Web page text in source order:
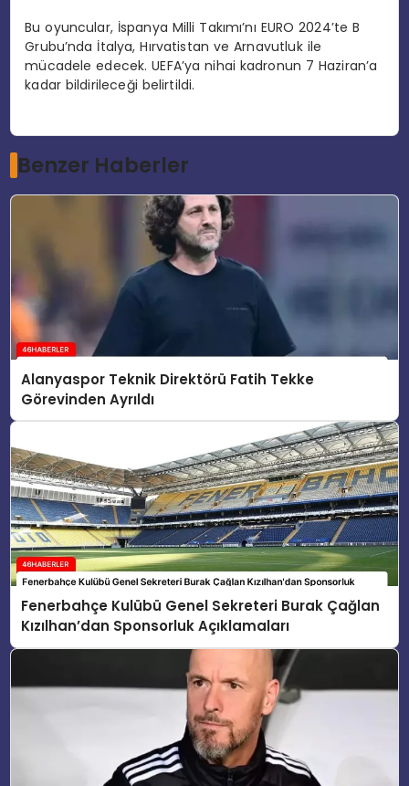
Bu oyuncular, İspanya Milli Takımı’nı EURO 2024’te B
Grubu’nda İtalya, Hırvatistan ve Arnavutluk ile
mücadele edecek. UEFA’ya nihai kadronun 7 Haziran’a
kadar bildirileceği belirtildi.
Benzer Haberler
Alanyaspor Teknik Direktörü Fatih Tekke
Görevinden Ayrıldı
Fenerbahçe Kulübü Genel Sekreteri Burak Çağlan
Kızılhan’dan Sponsorluk Açıklamaları